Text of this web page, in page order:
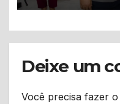
Deixe um
Você precisa fazer o